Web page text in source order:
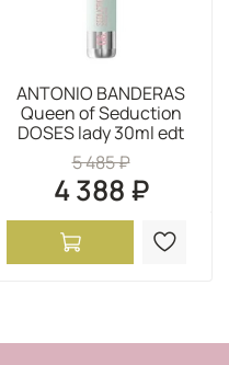
ANTONIO BANDERAS
Queen of Seduction
DOSES lady 30ml edt
5 485 ₽
4 388 ₽